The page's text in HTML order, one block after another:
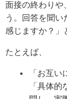
面接の終わりや
う。回答を聞い
感じますか？」
たとえば、
「お互
「具体